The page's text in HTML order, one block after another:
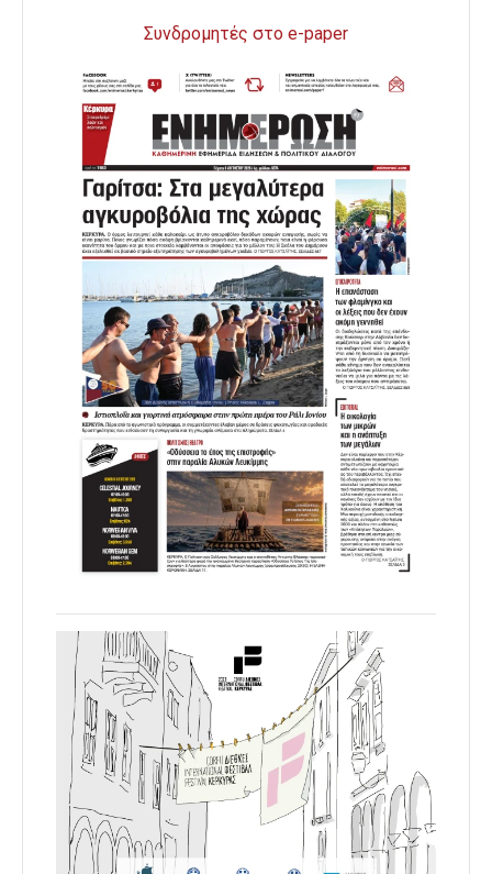
Συνδρομητές στο e-paper